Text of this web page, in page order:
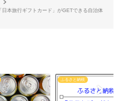
日本旅行ギフトカード」がGETできる自治体
ふるさと納税